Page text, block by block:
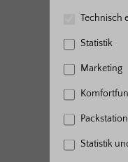
Technisch
Statistik
Marketing
Statistik